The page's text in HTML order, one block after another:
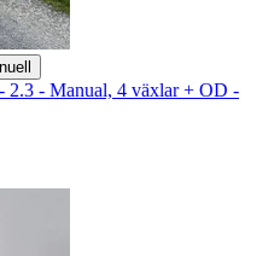
- Manual, 4 växlar + OD -